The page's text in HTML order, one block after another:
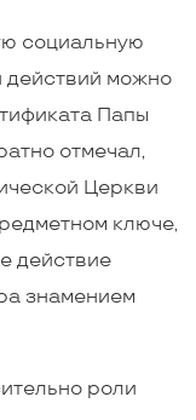
социальную
действий можно
Папы
отмечал,
Церкви
ключе,
действие
знамением
роли